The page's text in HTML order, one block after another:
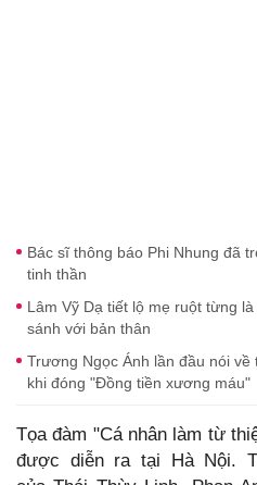
Bác sĩ thông báo Phi Nhung đã
tinh thần
Lâm Vỹ Dạ tiết lộ mẹ ruột từng
sánh với bản thân
Trương Ngọc Ánh lần đầu nói
khi đóng "Đồng tiền xương máu"
Tọa đàm "Cá nhân làm từ
được diễn ra tại Hà Nội.